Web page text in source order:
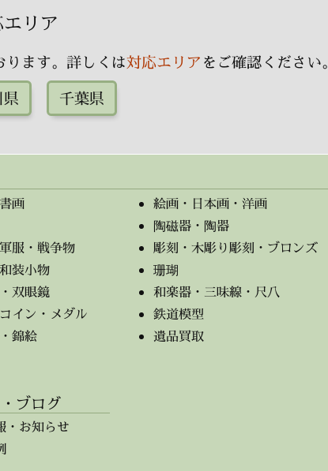
リア
ます。詳しくは対応エリアをご確認ください。
千葉県
画
絵画・日本画・洋画
陶磁器・陶器
服・戦争物
彫刻・木彫り彫刻・ブロンズ
装小物
珊瑚
双眼鏡
和楽器・三味線・尺八
イン・メダル
鉄道模型
錦絵
遺品買取
ブログ
・お知らせ